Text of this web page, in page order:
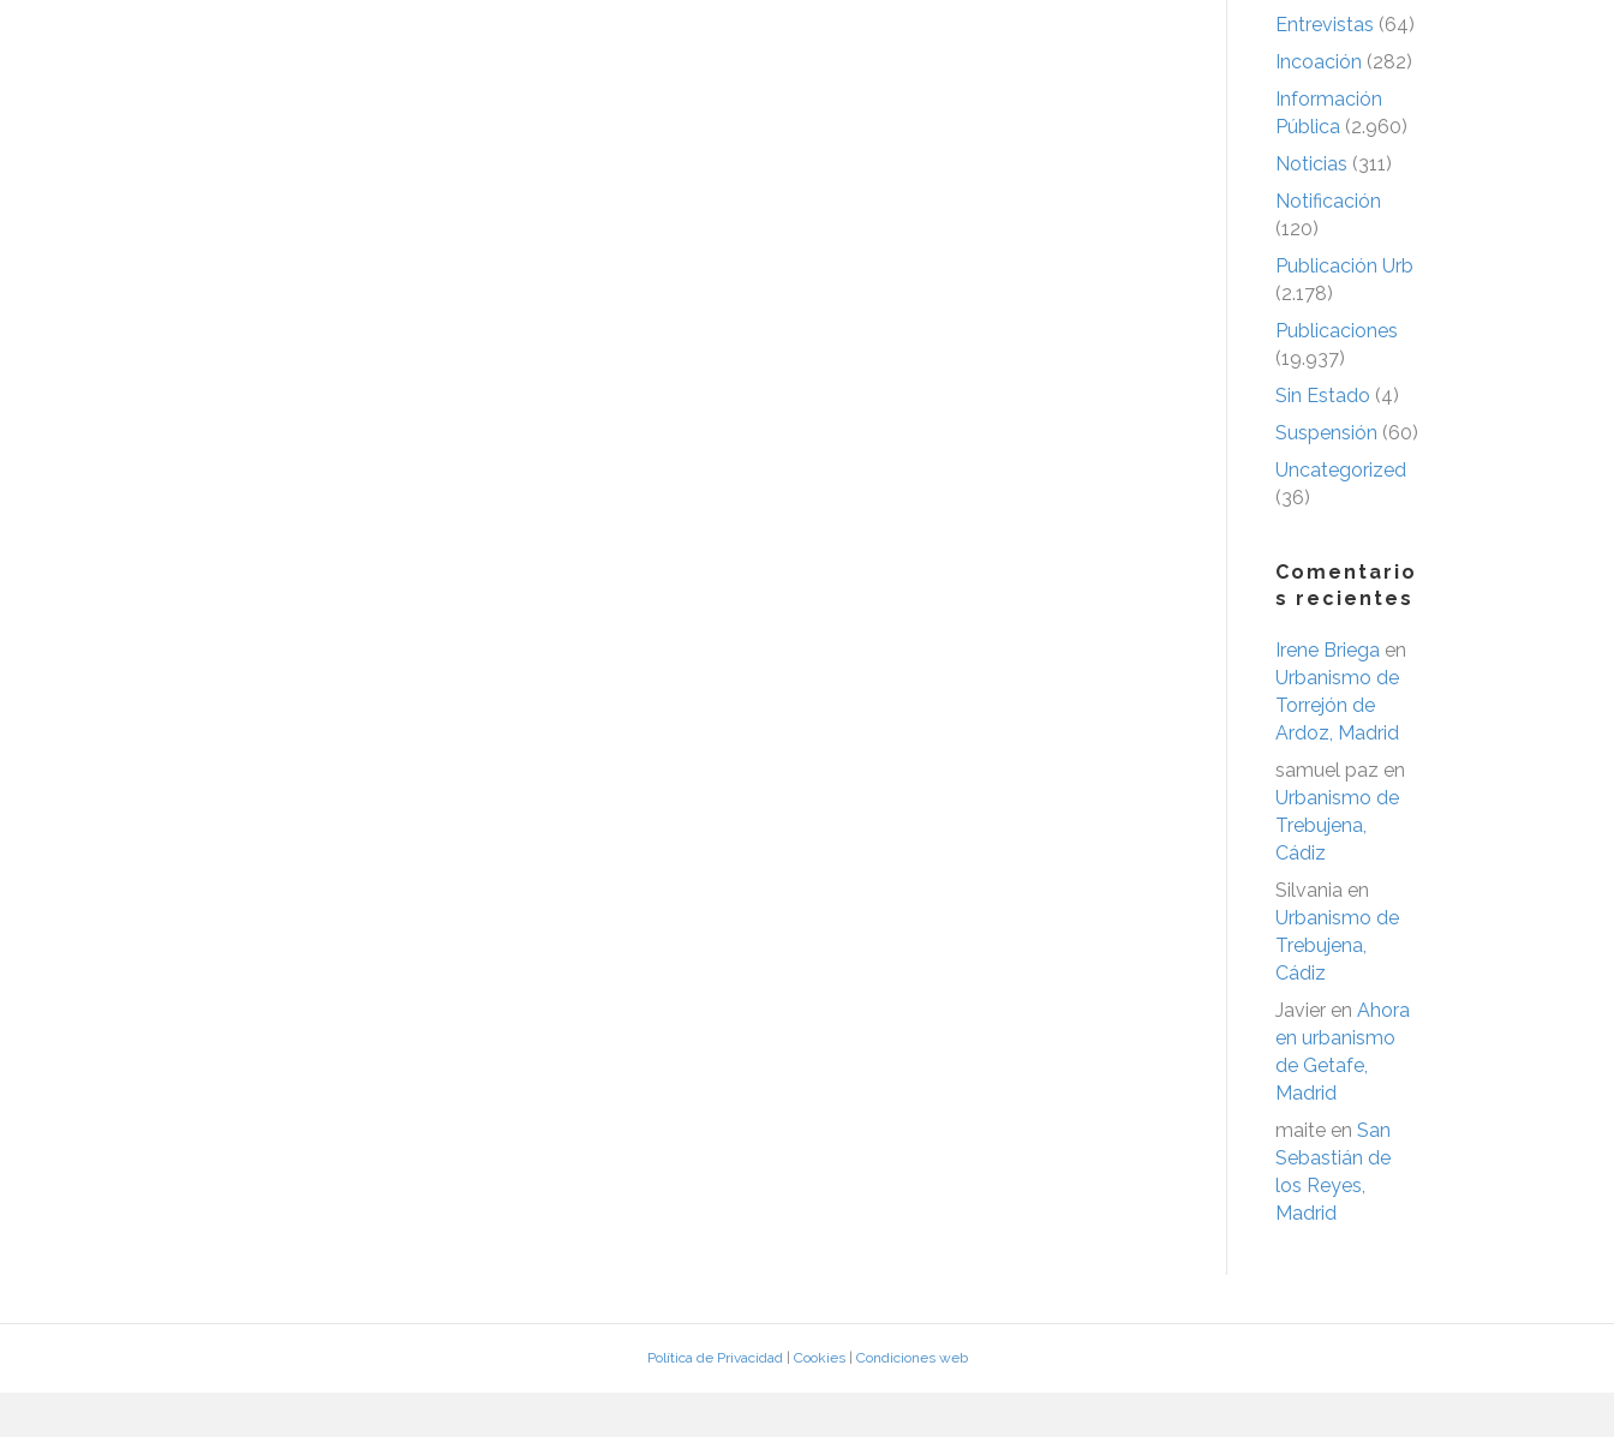
Entrevistas (64)
Incoación (282)
Información
Pública (2.960)
Noticias (311)
Notificación
(120)
Publicación Urb
(2.178)
Publicaciones
(19.937)
Sin Estado (4)
Suspensión (60)
Uncategorized
(36)
Comentario
s recientes
Irene Briega en
Urbanismo de
Torrejón de
Ardoz, Madrid
samuel paz en
Urbanismo de
Trebujena,
Cádiz
Silvania en
Urbanismo de
Trebujena,
Cádiz
Javier en Ahora
en urbanismo
de Getafe,
Madrid
maite en San
Sebastián de
los Reyes,
Madrid
Política de Privacidad| Cookies| Condiciones web